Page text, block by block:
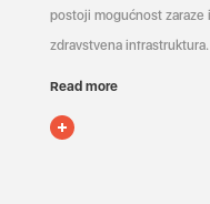
postoji mogućnost zaraze
zdravstvena infrastruktura.
Read more